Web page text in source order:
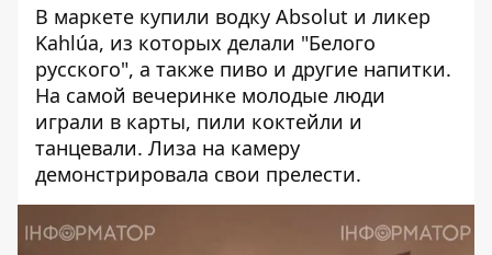
В маркете купили водку Absolut и ликер
Kahlúa, из которых делали "Белого
русского", а также пиво и другие напитки.
На самой вечеринке молодые люди
играли в карты, пили коктейли и
танцевали. Лиза на камеру
демонстрировала свои прелести.